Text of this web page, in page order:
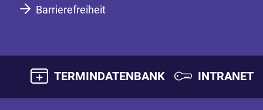
Barrierefreiheit
TERMINDATENBANK INTRANET